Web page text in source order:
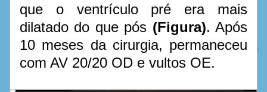
que o ventrículo pré era mais
dilatado do que pós (Figura). Após
10 meses da cirurgia, permaneceu
com AV 20/20 OD e vultos OE.